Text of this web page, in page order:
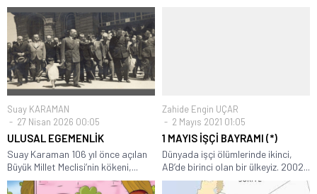
Suay KARAMAN
27 Nisan 2026 00:05
ULUSAL EGEMENLİK
Suay Karaman 106 yıl önce açılan
Büyük Millet Meclisi’nin kökeni,...
Zahide Engin UÇAR
2 Mayıs 2021 01:05
1 MAYIS İŞÇİ BAYRAMI (*)
Dünyada işçi ölümlerinde ikinci,
AB’de birinci olan bir ülkeyiz. 2002...